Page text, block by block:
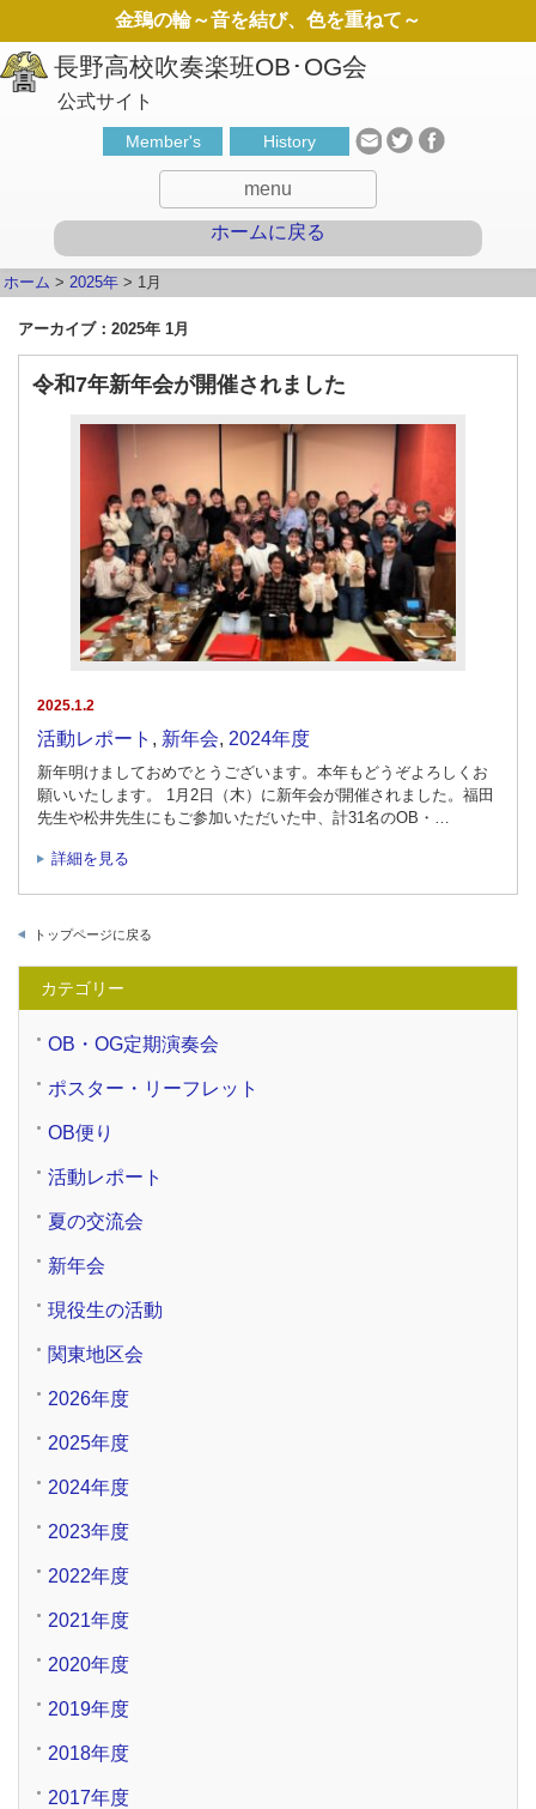
金鵄の輪～音を結び、色を重ねて～
公式サイト
Member's History
menu
ホームに戻る
ホーム > 2025年 > 1月
アーカイブ：2025年 1月
令和7年新年会が開催されました
2025.1.2
活動レポート , 新年会, 2024年度
新年明けましておめでとうございます。本年もどうぞよろしくお
願いいたします。 1月2日（木）に新年会が開催されました。福田
先生や松井先生にもご参加いただいた中、計31名のOB・…
詳細を見る
トップページに戻る
カテゴリー
OB・OG定期演奏会
ポスター・リーフレット
OB便り
活動レポート
夏の交流会
新年会
現役生の活動
関東地区会
2026年度
2025年度
2024年度
2023年度
2022年度
2021年度
2020年度
2019年度
2018年度
2017年度